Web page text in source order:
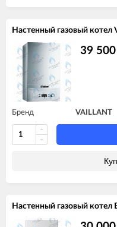
Настенный газовый котел
39 500
Бренд VAILLANT
Настенный газовый котел